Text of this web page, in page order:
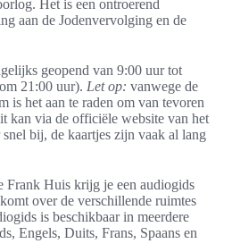
Het is een ontroerend
aan de Jodenvervolging en de
geopend van 9:00 uur tot
21:00 uur). Let op: vanwege de
is het aan te raden om van tevoren
kan via de officiële website van het
bij, de kaartjes zijn vaak al lang
Frank Huis krijg je een audiogids
over de verschillende ruimtes
is beschikbaar in meerdere
Engels, Duits, Frans, Spaans en